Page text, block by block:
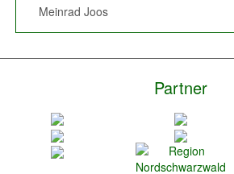
Meinrad Joos
Manuel Echtle
Partner